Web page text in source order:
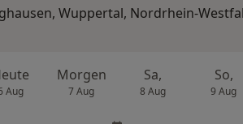
Wuppertal, Nordrhein-
Aug
Morgen
7 Aug
Sa,
8 Aug
So,
9 Aug